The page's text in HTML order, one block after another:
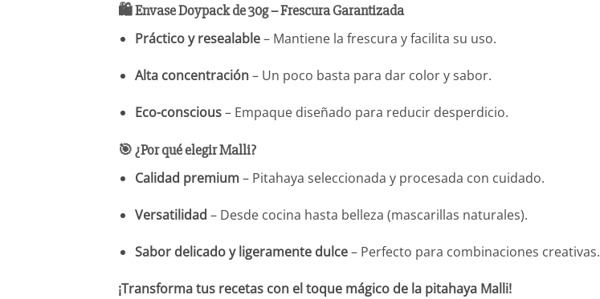
🛍️ Envase Doypack de 30g – Frescura Garantizada
Práctico y resealable– Mantiene la frescura y facilita su uso.
Alta concentración– Un poco basta para dar color y sabor.
Eco-conscious– Empaque diseñado para reducir desperdicio.
🎯 ¿Por qué elegir Malli?
Calidad premium– Pitahaya seleccionada y procesada con cuidado.
Versatilidad – Desde cocina hasta belleza (mascarillas naturales).
Sabor delicado y ligeramente dulce– Perfecto para combinaciones creativas.
¡Transforma tus recetas con el toque mágico de la pitahaya Malli!